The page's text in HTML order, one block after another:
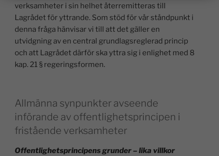
verksamheter i sin helhet återremitteras till
Lagrådet för yttrande. Som stöd för vår ståndpunkt i
denna fråga hänvisar vi till att det gäller en
utvidgning av en central grundlagsreglerad princip
och att Lagrådet därför ska yttra sig i enlighet med 8
kap. 21 § regeringsformen.
Allmänna synpunkter avseende
införande av offentlighetsprincipen i
fristående verksamheter
Offentlighetsprincipens grunder – lika villkor